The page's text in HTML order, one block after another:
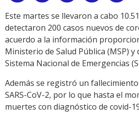
Este martes se llevaron a cabo
detectaron 200 casos nuevos de
acuerdo a la información
Ministerio de Salud Pública (MSP)
Sistema Nacional de Emergencias
Además se registró un
SARS-CoV-2, por lo que hasta el
muertes con diagnóstico de covid-